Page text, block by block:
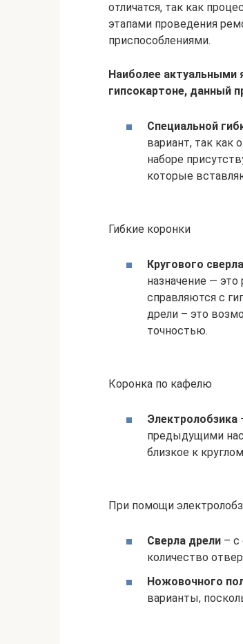
отличатся, так как
этапами проведения
приспособлениями.
Наиболее актуальными
гипсокартоне, данный
Специальной
вариант, так как
наборе
которые
Гибкие коронки
Кругового
назначение —
справляются с
дрели – это
точностью.
Коронка по кафелю
Электролобзика
предыдущими
близкое к
При помощи
Сверла дрели –
количество
Ножовочного
варианты,